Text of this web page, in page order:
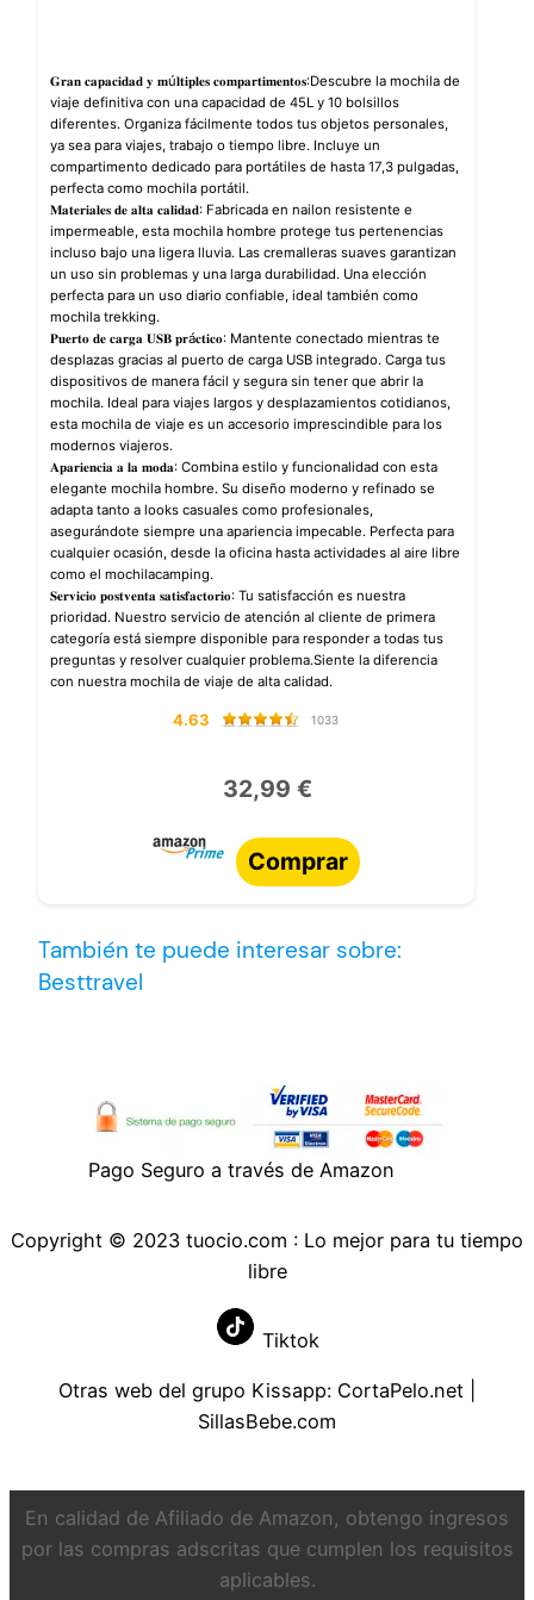
𝐆𝐫𝐚𝐧 𝐜𝐚𝐩𝐚𝐜𝐢𝐝𝐚𝐝 𝐲 𝐦ú𝐥𝐭𝐢𝐩𝐥𝐞𝐬 𝐜𝐨𝐦𝐩𝐚𝐫𝐭𝐢𝐦𝐞𝐧𝐭𝐨𝐬:Descubre la mochila de
viaje definitiva con una capacidad de 45L y 10 bolsillos
diferentes. Organiza fácilmente todos tus objetos personales,
ya sea para viajes, trabajo o tiempo libre. Incluye un
compartimento dedicado para portátiles de hasta 17,3 pulgadas,
perfecta como mochila portátil.
𝐌𝐚𝐭𝐞𝐫𝐢𝐚𝐥𝐞𝐬 𝐝𝐞 𝐚𝐥𝐭𝐚 𝐜𝐚𝐥𝐢𝐝𝐚𝐝: Fabricada en nailon resistente e
impermeable, esta mochila hombre protege tus pertenencias
incluso bajo una ligera lluvia. Las cremalleras suaves garantizan
un uso sin problemas y una larga durabilidad. Una elección
perfecta para un uso diario confiable, ideal también como
mochila trekking.
𝐏𝐮𝐞𝐫𝐭𝐨 𝐝𝐞 𝐜𝐚𝐫𝐠𝐚 𝐔𝐒𝐁 𝐩𝐫á𝐜𝐭𝐢𝐜𝐨: Mantente conectado mientras te
desplazas gracias al puerto de carga USB integrado. Carga tus
dispositivos de manera fácil y segura sin tener que abrir la
mochila. Ideal para viajes largos y desplazamientos cotidianos,
esta mochila de viaje es un accesorio imprescindible para los
modernos viajeros.
𝐀𝐩𝐚𝐫𝐢𝐞𝐧𝐜𝐢𝐚 𝐚 𝐥𝐚 𝐦𝐨𝐝𝐚: Combina estilo y funcionalidad con esta
elegante mochila hombre. Su diseño moderno y refinado se
adapta tanto a looks casuales como profesionales,
asegurándote siempre una apariencia impecable. Perfecta para
cualquier ocasión, desde la oficina hasta actividades al aire libre
como el mochilacamping.
𝐒𝐞𝐫𝐯𝐢𝐜𝐢𝐨 𝐩𝐨𝐬𝐭𝐯𝐞𝐧𝐭𝐚 𝐬𝐚𝐭𝐢𝐬𝐟𝐚𝐜𝐭𝐨𝐫𝐢𝐨: Tu satisfacción es nuestra
prioridad. Nuestro servicio de atención al cliente de primera
categoría está siempre disponible para responder a todas tus
preguntas y resolver cualquier problema.Siente la diferencia
con nuestra mochila de viaje de alta calidad.
4.63 1033
32,99 €
Comprar
También te puede interesar sobre:
Besttravel
Pago Seguro a través de Amazon
Copyright © 2023 tuocio.com : Lo mejor para tu tiempo
libre
Tiktok
Otras web del grupo Kissapp: CortaPelo.net
SillasBebe.com
En calidad de Afiliado de Amazon, obtengo ingresos
por las compras adscritas que cumplen los requisitos
aplicables.